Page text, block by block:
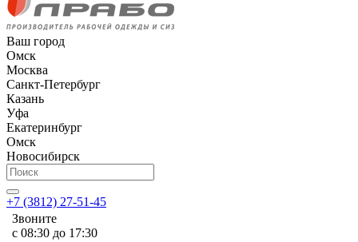
Ваш город
Омск
Москва
Санкт-Петербург
Казань
Уфа
Екатеринбург
Омск
Новосибирск
+7 (3812) 27-51-45
Звоните
с 08:30 до 17:30